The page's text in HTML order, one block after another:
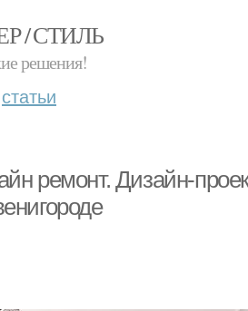
/ СТИЛЬ
решения!
статьи
ремонт. Дизайн-